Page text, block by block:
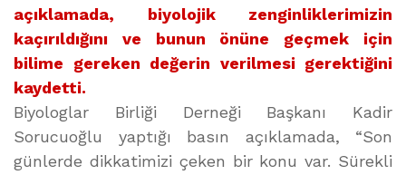
açıklamada, biyolojik zenginliklerimizin
kaçırıldığını ve bunun önüne geçmek için
bilime gereken değerin verilmesi gerektiğini
kaydetti.
Biyologlar Birliği Derneği Başkanı Kadir
Sorucuoğlu yaptığı basın açıklamada, “Son
günlerde dikkatimizi çeken bir konu var. Sürekli